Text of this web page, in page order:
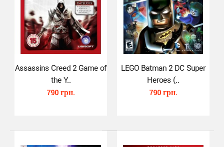
Thief для PS3 — экшен от первого лица, разработанный
студией Eidos-Montréal при поддержке Nixxes Sof..
Assassins Creed 2 Game of
the Y..
790 грн.
LEGO Batman 2 DC Super
Heroes (..
790 грн.